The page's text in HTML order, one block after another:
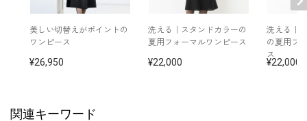
美しい切替えがポイントの
ワンピース
26,950
洗える｜スタンドカラーの
夏用フォーマルワンピース
22,000
洗える｜
の夏用フ
ス
22,000
関連キーワード